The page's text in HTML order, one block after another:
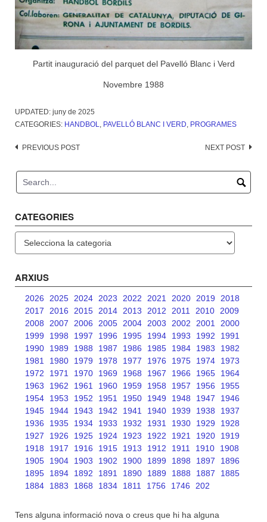
Partit inauguració del parquet del Pavelló Blanc i Verd
Novembre 1988
UPDATED: juny de 2025
CATEGORIES: HANDBOL, PAVELLÓ BLANC I VERD, PROGRAMES
Post
PREVIOUS POST NEXT POST
CATEGORIES
ARXIUS
2026 2025 2024 2023 2022 2021 2020 2019
2018
2017
2016 2015 2014 2013 2012 2011 2010
2009
2008
2007 2006 2005 2004 2003 2002 2001
2000
1999
1998 1997 1996 1995 1994 1993 1992
1991
1990
1989 1988 1987 1986 1985 1984 1983
1982
1981
1980 1979 1978 1977 1976 1975 1974
1973
1972
1971 1970 1969 1968 1967 1966 1965
1964
1963
1962 1961 1960 1959 1958 1957 1956
1955
1954
1953 1952 1951 1950 1949 1948 1947
1946
1945
1944 1943 1942 1941 1940 1939 1938
1937
1936
1935 1934 1933 1932 1931 1930 1929
1928
1927
1926 1925 1924 1923 1922 1921 1920
1919
1918
1917 1916 1915 1913 1912 1911 1910
1908
1905
1904 1903 1902 1900 1899 1898 1897
1896
1895
1894 1892 1891 1890 1889 1888 1887
1885
1884
1883 1868 1834 1811 1756 1746 202
Tens alguna informació nova o creus que hi ha alguna